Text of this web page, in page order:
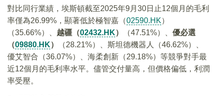
對比同行業績，埃斯頓截至2025年9月30日止12個月的毛利
率僅為26.99%，顯著低於極智嘉（02590.HK）
（35.66%）、 越疆（02432.HK） （47.51%）、 優必選
（09880.HK）
（28.21%）、斯坦德機器人（46.62%）、
優艾智合（36.07%）、海柔創新（29.18%）等競爭對手最
近12個月的毛利率水平。儘管交付量高，但價格偏低，利潤
率受壓。